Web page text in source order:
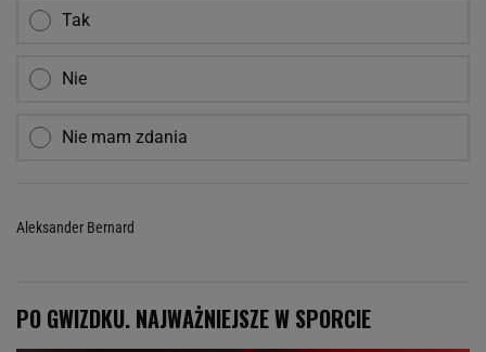
Tak
Nie
Nie mam zdania
Aleksander Bernard